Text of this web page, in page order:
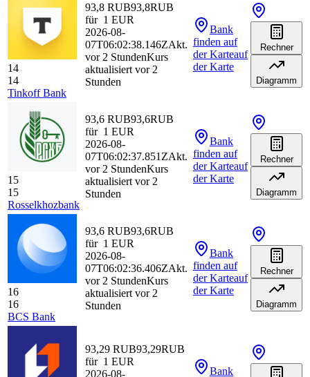
14
14
Tinkoff Bank
93,8 RUB93,8RUB
für 1 EUR
2026-08-
07T06:02:38.146ZAkt.
vor 2 StundenKurs
aktualisiert vor 2
Stunden
Bank
finden auf
der Karteauf
der Karte
Rechner
Diagramm
15
15
Rosselkhozbank
93,6 RUB93,6RUB
für 1 EUR
2026-08-
07T06:02:37.851ZAkt.
vor 2 StundenKurs
aktualisiert vor 2
Stunden
Bank
finden auf
der Karteauf
der Karte
Rechner
Diagramm
16
16
BCS Bank
93,6 RUB93,6RUB
für 1 EUR
2026-08-
07T06:02:36.406ZAkt.
vor 2 StundenKurs
aktualisiert vor 2
Stunden
Bank
finden auf
der Karteauf
der Karte
Rechner
Diagramm
93,29 RUB93,29RUB
für 1 EUR
2026-08-
Bank